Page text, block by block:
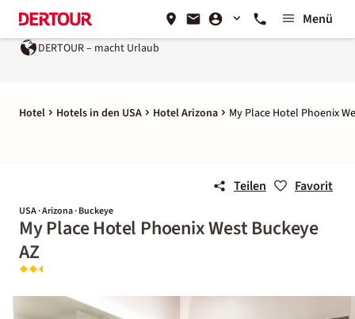
Menü
DERTOUR – macht Urlaub
Hotel Hotels in den USA Hotel Arizona My Place Hotel Phoenix
Teilen Favorit
USA · Arizona · Buckeye
My Place Hotel Phoenix West Buckeye
AZ